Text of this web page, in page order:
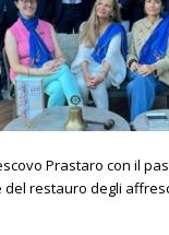
Prastaro con il
del restauro degli